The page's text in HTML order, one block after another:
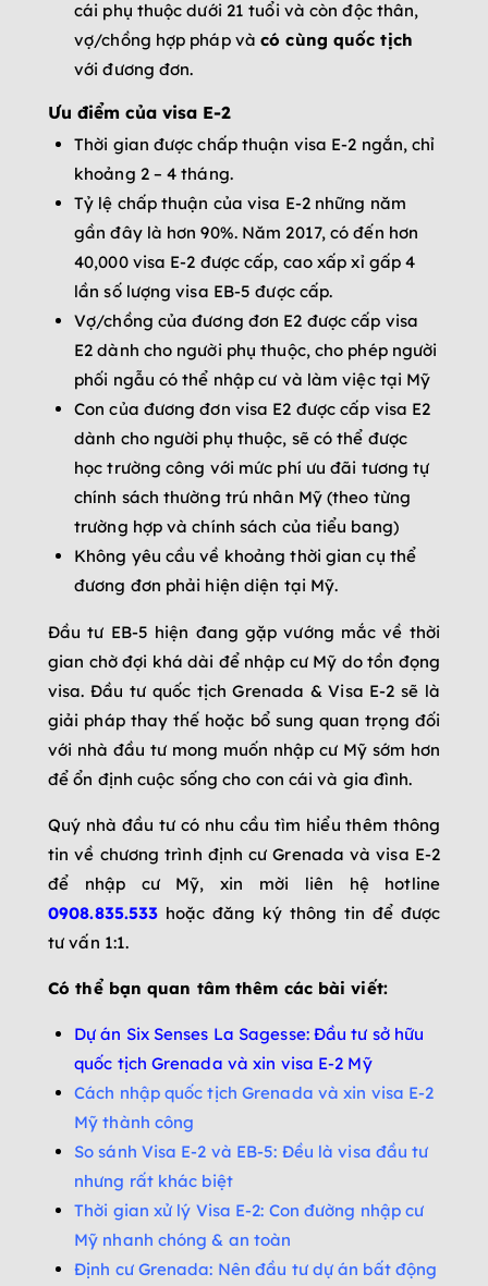
cái phụ thuộc dưới 21 tuổi và còn độc thân,
vợ/chồng hợp pháp vàcó cùng quốc tịch
với đương đơn.
Ưu điểm của visa E-2
Thời gian được chấp thuận visa E-2 ngắn, chỉ
khoảng 2 – 4 tháng.
Tỷ lệ chấp thuận của visa E-2 những năm
gần đây là hơn 90%. Năm 2017, có đến hơn
40,000 visa E-2 được cấp, cao xấp xỉ gấp 4
lần số lượng visa EB-5 được cấp.
Vợ/chồng của đương đơn E2 được cấp visa
E2 dành cho người phụ thuộc, cho phép người
phối ngẫu có thể nhập cư và làm việc tại Mỹ
Con của đương đơn visa E2 được cấp visa E2
dành cho người phụ thuộc, sẽ có thể được
học trường công với mức phí ưu đãi tương tự
chính sách thường trú nhân Mỹ (theo từng
trường hợp và chính sách của tiểu bang)
Không yêu cầu về khoảng thời gian cụ thể
đương đơn phải hiện diện tại Mỹ.
Đầu tư EB-5 hiện đang gặp vướng mắc về thời
gian chờ đợi khá dài để nhập cư Mỹ do tồn đọng
visa. Đầu tư quốc tịch Grenada & Visa E-2 sẽ là
giải pháp thay thế hoặc bổ sung quan trọng đối
với nhà đầu tư mong muốn nhập cư Mỹ sớm hơn
để ổn định cuộc sống cho con cái và gia đình.
Quý nhà đầu tư có nhu cầu tìm hiểu thêm thông
tin về chương trình định cư Grenada và visa E-2
để nhập cư Mỹ, xin mời liên hệ hotline
0908.835.533 hoặc đăng ký thông tin để được
tư vấn 1:1.
Có thể bạn quan tâm thêm các bài viết:
Dự án Six Senses La Sagesse: Đầu tư sở hữu
quốc tịch Grenada và xin visa E-2 Mỹ
Cách nhập quốc tịch Grenada và xin visa E-2
Mỹ thành công
So sánh Visa E-2 và EB-5: Đều là visa đầu tư
nhưng rất khác biệt
Thời gian xử lý Visa E-2: Con đường nhập cư
Mỹ nhanh chóng & an toàn
Định cư Grenada: Nên đầu tư dự án bất động